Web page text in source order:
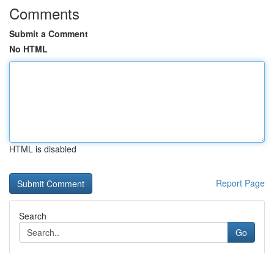
Comments
Submit a Comment
No HTML
HTML is disabled
Report Page
Search
Go